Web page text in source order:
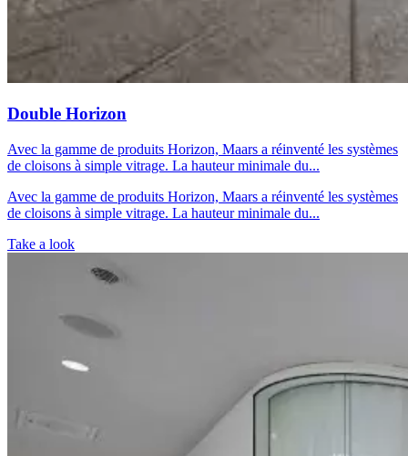
Double Horizon
Avec la gamme de produits Horizon, Maars a réinventé les systèmes
de cloisons à simple vitrage. La hauteur minimale du...
Avec la gamme de produits Horizon, Maars a réinventé les systèmes
de cloisons à simple vitrage. La hauteur minimale du...
Take a look